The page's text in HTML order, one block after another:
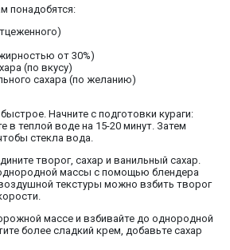
понадобятся:
от 30%)
(по вкусу)
сахара (по желанию)
Начните с подготовки кураги:
в теплой воде на 15-20 минут. Затем
стекла вода.
творог, сахар и ванильный сахар.
массы с помощью блендера
текстуры можно взбить творог
массе и взбивайте до однородной
более сладкий крем, добавьте сахар